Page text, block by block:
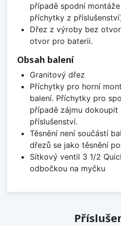
případě spodní
příchytky z
Dřez z výroby bez
otvor pro baterii.
Obsah balení
Granitový dřez
Příchytky pro horní
balení. Příchytky pro
případě zájmu dokoupit
příslušenství.
Těsnění není součástí
dřezů se jako těsnění
Sítkový ventil 3 1/2
odbočkou na myčku